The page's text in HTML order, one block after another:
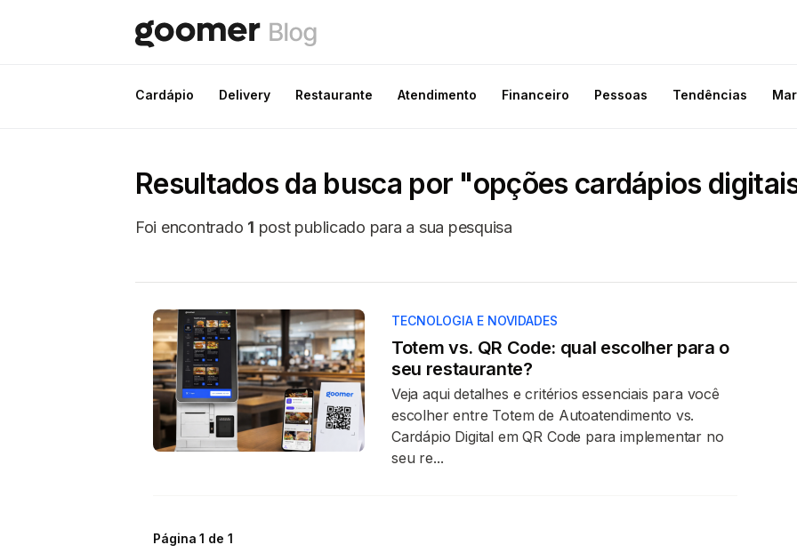
Cardápio Delivery Restaurante Atendimento Financeiro Pessoas Tendências
Resultados da busca por "opções cardápios
Foi encontrado 1 post publicado para a sua pesquisa
TECNOLOGIA E NOVIDADES
Totem vs. QR Code: qual escolher para o
seu restaurante?
Veja aqui detalhes e critérios essenciais para você
escolher entre Totem de Autoatendimento vs.
Cardápio Digital em QR Code para implementar no
seu re...
Página 1 de 1